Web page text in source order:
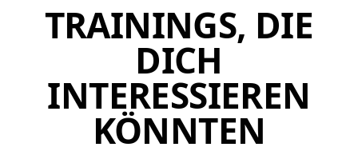
TRAININGS, DIE
DICH
INTERESSIEREN
KÖNNTEN